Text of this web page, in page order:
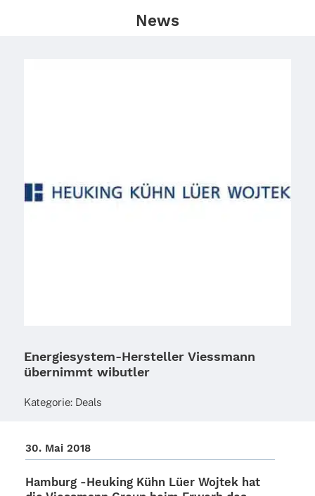
News
Energiesystem-Hersteller Viessmann
übernimmt wibutler
Kate­go­rie: Deals
30. Mai 2018
Hamburg -Heuking Kühn Lüer Wojtekhat